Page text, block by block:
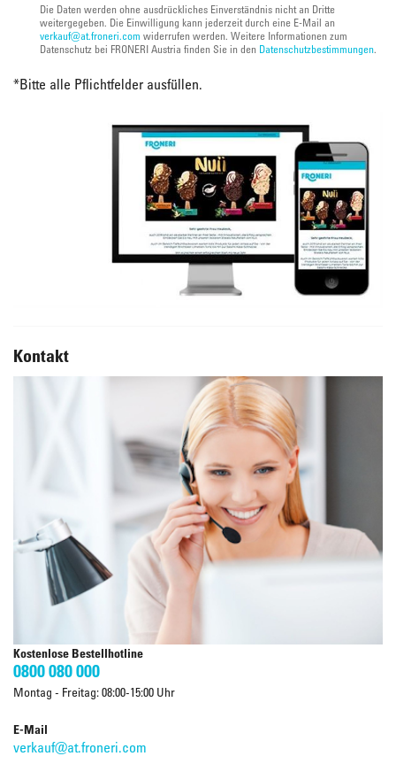
Die Daten werden ohne ausdrückliches Einverständnis nicht an Dritte
weitergegeben. Die Einwilligung kann jederzeit durch eine E-Mail an
verkauf@at.froneri.com widerrufen werden. Weitere Informationen zum
Datenschutz bei FRONERI Austria finden Sie in den Datenschutzbestimmungen.
*Bitte alle Pflichtfelder ausfüllen.
Kontakt
Kostenlose Bestellhotline
0800 080 000
Montag - Freitag: 08:00-15:00 Uhr
E-Mail
verkauf@at.froneri.com